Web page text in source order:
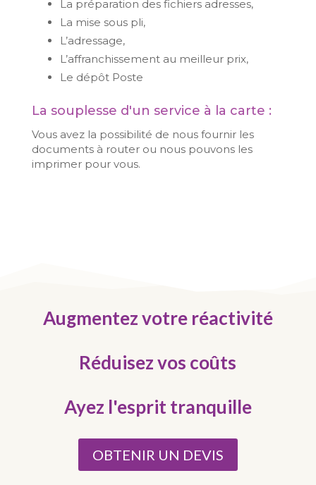
La préparation des fichiers adresses,
La mise sous pli,
L’adressage,
L’affranchissement au meilleur prix,
Le dépôt Poste
La souplesse d'un service à la carte :
Vous avez la possibilité de nous fournir les
documents à router ou nous pouvons les
imprimer pour vous.
Augmentez votre réactivité
Réduisez vos coûts
Ayez l'esprit tranquille
OBTENIR UN DEVIS